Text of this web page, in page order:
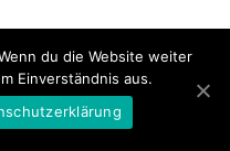
du die Website weiter
Einverständnis aus.